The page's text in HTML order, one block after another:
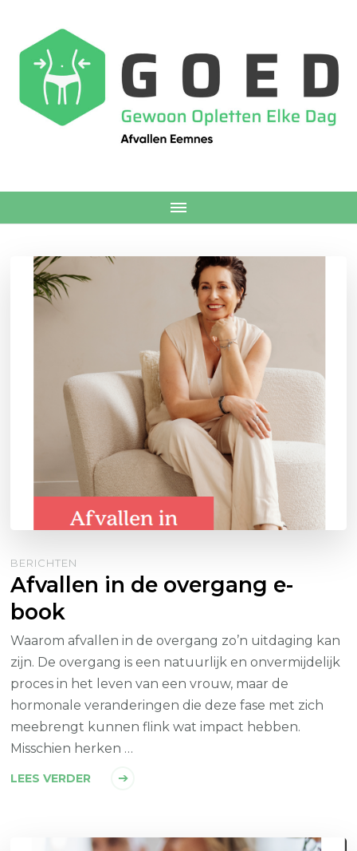
BERICHTEN
Afvallen in de overgang e-
book
Waarom afvallen in de overgang zo’n uitdaging kan
zijn. De overgang is een natuurlijk en onvermijdelijk
proces in het leven van een vrouw, maar de
hormonale veranderingen die deze fase met zich
meebrengt kunnen flink wat impact hebben.
Misschien herken …
LEES VERDER